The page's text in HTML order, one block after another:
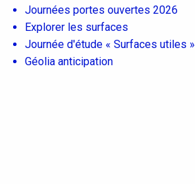
Journées portes ouvertes 2026
Explorer les surfaces
Journée d'étude « Surfaces utiles »
Géolia anticipation